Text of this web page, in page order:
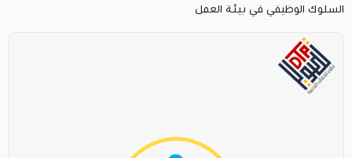
السلوك الوظيفي في بيئة العمل